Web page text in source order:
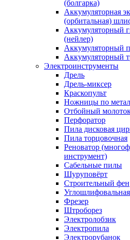
(болгарка)
Аккумуляторная
(орбитальная)
Аккумуляторный
(нейлер)
Аккумуляторный
Аккумуляторный
Электроинструменты
Дрель
Дрель-миксер
Краскопульт
Ножницы по
Отбойный
Перфоратор
Пила дисковая
Пила торцовочная
Реноватор
инструмент)
Сабельные пилы
Шуруповёрт
Строительный фен
Фрезер
Штроборез
Электролобзик
Электропила
Электрорубанок